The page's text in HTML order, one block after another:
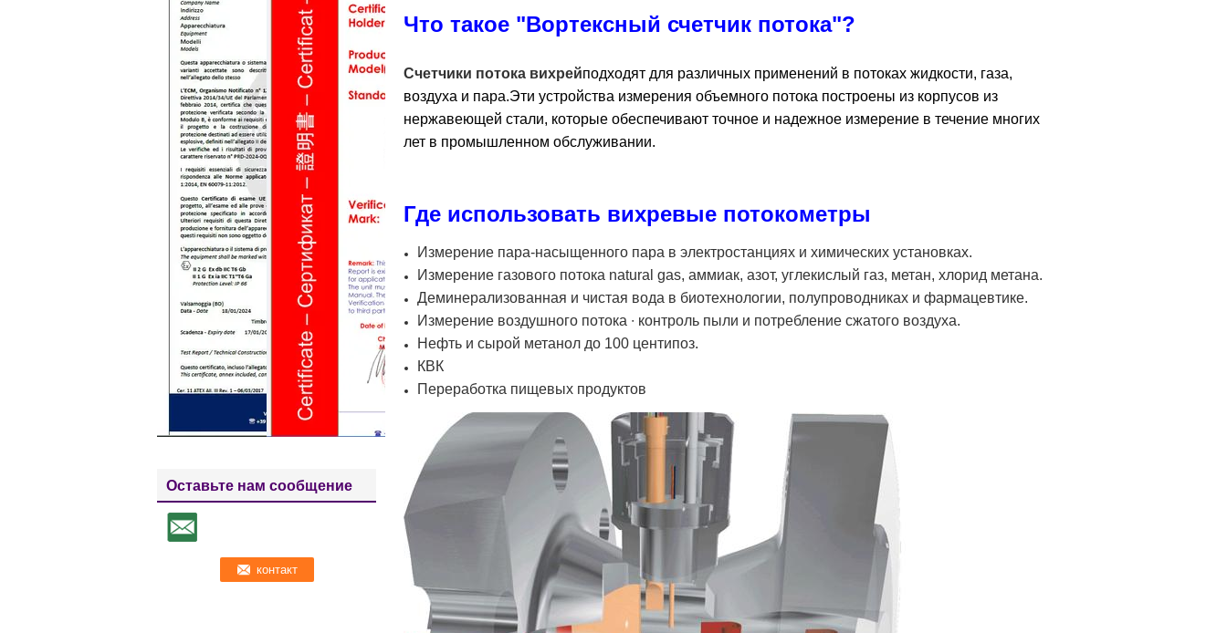
Оставьте нам сообщение
Что такое "Вортексный счетчик потока"?
Счетчики потока вихрейподходят для различных применений в потоках жидкости, газа,
воздуха и пара.Эти устройства измерения объемного потока построены из корпусов из
нержавеющей стали, которые обеспечивают точное и надежное измерение в течение многих
лет в промышленном обслуживании.
Где использовать вихревые потокометры
Измерение пара-насыщенного пара в электростанциях и химических установках.
Измерение газового потока natural gas, аммиак, азот, углекислый газ, метан, хлорид метана.
Деминерализованная и чистая вода в биотехнологии, полупроводниках и фармацевтике.
Измерение воздушного потока ∙ контроль пыли и потребление сжатого воздуха.
Нефть и сырой метанол до 100 центипоз.
КВК
Переработка пищевых продуктов